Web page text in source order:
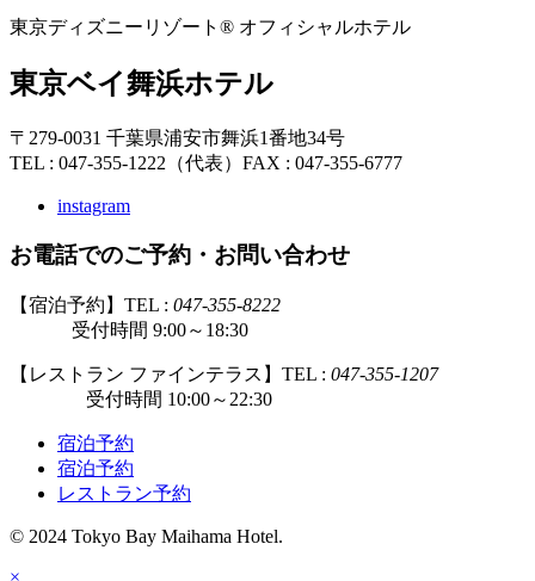
東京ディズニーリゾート® オフィシャルホテル
東京ベイ舞浜ホテル
〒279-0031 千葉県浦安市舞浜1番地34号
TEL : 047-355-1222（代表） FAX : 047-355-6777
instagram
お電話でのご予約・お問い合わせ
【宿泊予約】TEL : 047-355-8222
受付時間 9:00～18:30
【レストラン ファインテラス】TEL : 047-355-1207
受付時間 10:00～22:30
宿泊予約
宿泊予約
レストラン予約
© 2024 Tokyo Bay Maihama Hotel.
×